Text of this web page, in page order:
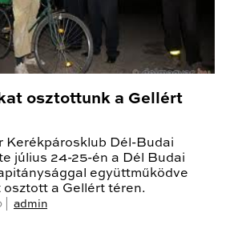
osztottunk a Gellért
Kerékpárosklub Dél-Budai
július 24-25-én a Dél Budai
együttműködve
osztott a Gellért téren.
| admin